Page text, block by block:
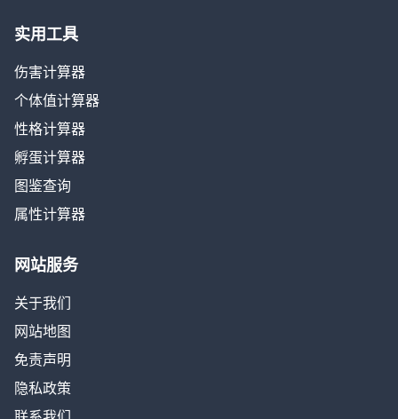
实用工具
伤害计算器
个体值计算器
性格计算器
孵蛋计算器
图鉴查询
属性计算器
网站服务
关于我们
网站地图
免责声明
隐私政策